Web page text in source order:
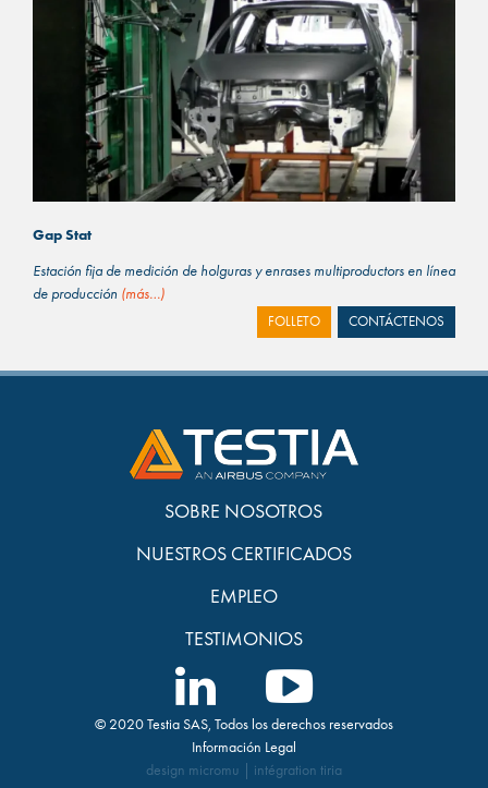
Gap Stat
Estación fija de medición de holguras y enrases multiproductors en línea
de producción (más…)
FOLLETO CONTÁCTENOS
SOBRE NOSOTROS
NUESTROS CERTIFICADOS
EMPLEO
TESTIMONIOS
© 2020 Testia SAS, Todos los derechos reservados
Información Legal
design micromu | intégration tiria